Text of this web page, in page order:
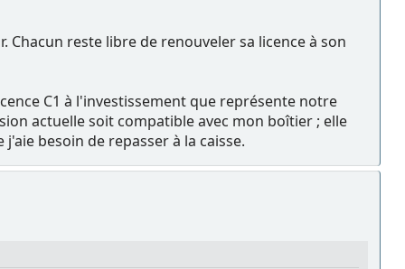
reste libre de renouveler sa licence à son
C1 à l'investissement que représente notre
actuelle soit compatible avec mon boîtier ; elle
besoin de repasser à la caisse.